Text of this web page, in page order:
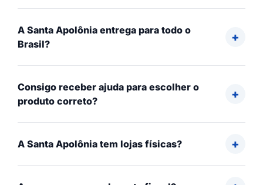
A Santa Apolônia entrega para todo o
Brasil?
Consigo receber ajuda para escolher o
produto correto?
A Santa Apolônia tem lojas físicas?